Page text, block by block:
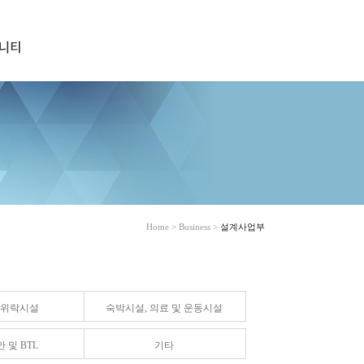
Home > Business > 설계사업부
락시설 숙박시설, 의료 및 운동시설
및 BTL 기타